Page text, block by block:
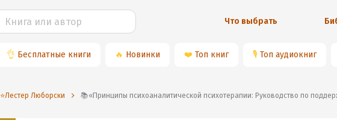
Что выбрать
👌 Бесплатные книги 🔥 Новинки ❤️ Топ книг 🎙 Топ аудиокниг
⭐️Лестер Люборски 📚«Принципы психоаналитической психотерапии: Руководство по